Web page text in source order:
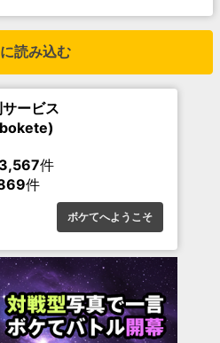
読み込む
ービス
件
件
ボケてへようこそ